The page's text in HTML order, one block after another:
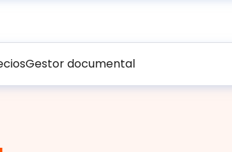
Gestor documental